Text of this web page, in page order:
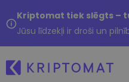
Kriptomat tiek slēgts –
Jūsu līdzekļi ir droši un